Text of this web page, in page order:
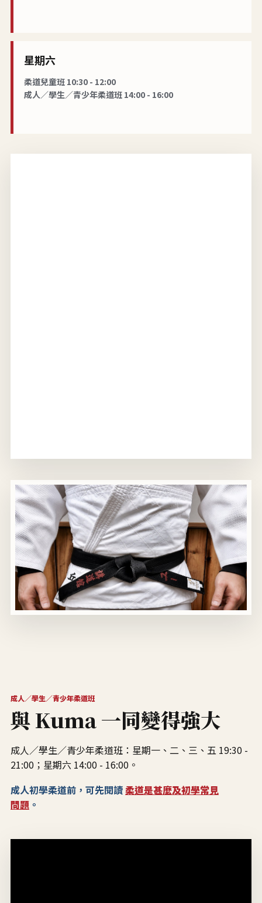
星期六
柔道兒童班 10:30 - 12:00
成人／學生／青少年柔道班 14:00 - 16:00
成人／學生／青少年柔道班
與 Kuma 一同變得強大
成人／學生／青少年柔道班：星期一、二、三、五 19:30 -
21:00；星期六 14:00 - 16:00。
成人初學柔道前，可先閱讀柔道是甚麼及初學常見
問題 。